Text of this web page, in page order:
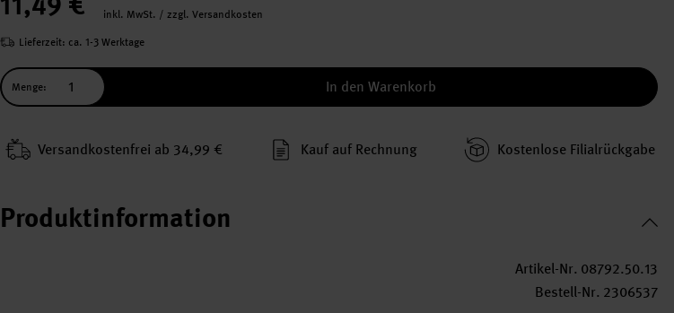
inkl. MwSt. / zzgl. Versandkosten
Lieferzeit: ca. 1-3 Werktage
Menge: In den Warenkorb
Versand­kosten­frei ab 34,99 € Kauf auf Rechnung Kosten­lose Filial­rückgabe
Produktinformation
Artikel-Nr. 08792.50.13
Bestell-Nr. 2306537